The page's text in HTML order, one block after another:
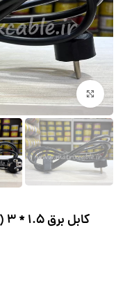
بزرگنمایی تصویر
کابل برق 1.5 * 3 ( 1.80 متری )